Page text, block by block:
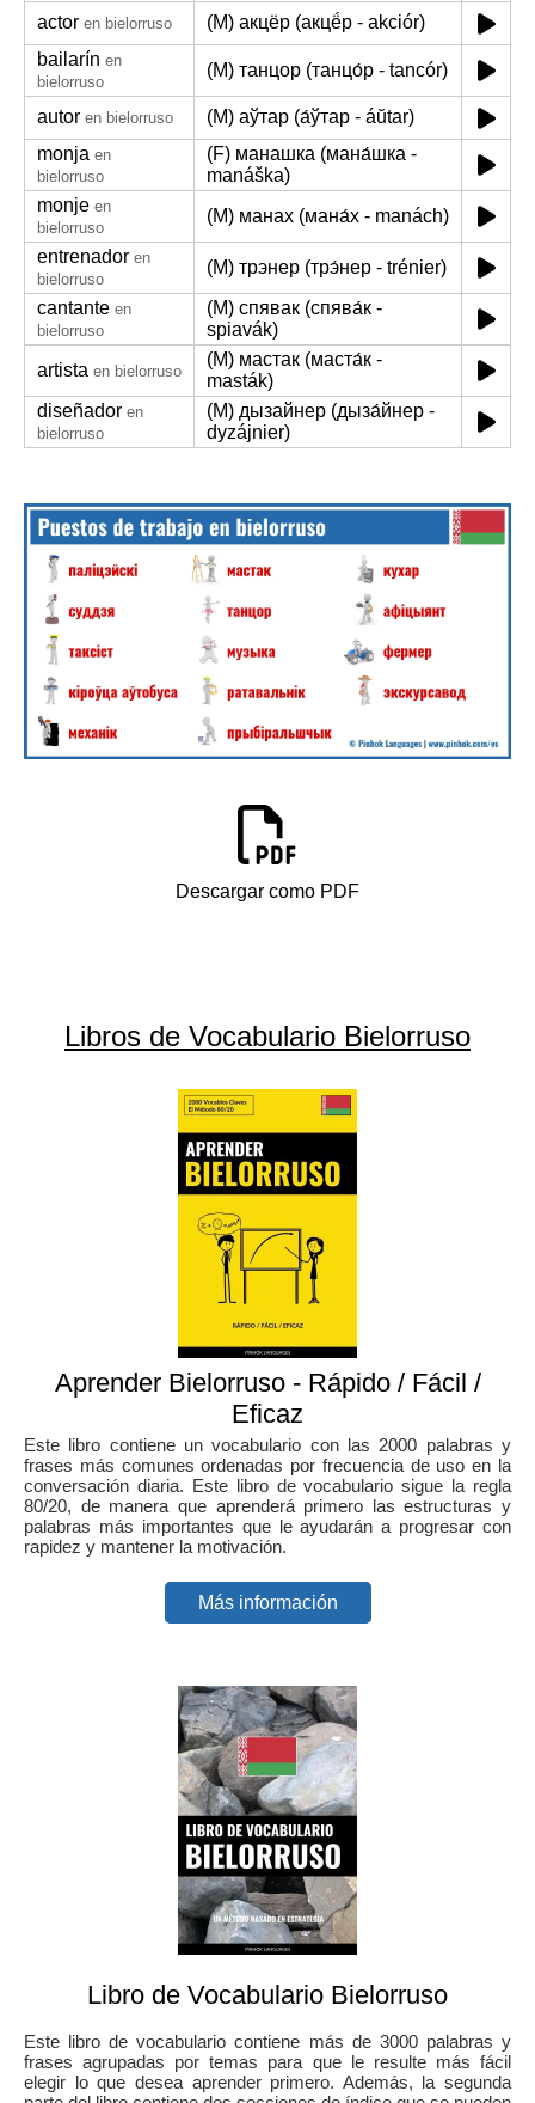
actor en bielorruso
(M) акцёр (акцё́р - akciór)
bailarín en
bielorruso
(M) танцор (танцо́р - tancór)
autor en bielorruso
(M) аўтар (а́ўтар - áŭtar)
monja en
bielorruso
(F) манашка (мана́шка -
manáška)
monje en
bielorruso
(M) манах (мана́х - manách)
entrenador en
bielorruso
(M) трэнер (трэ́нер - trénier)
cantante en
bielorruso
(M) спявак (спява́к -
spiavák)
artista en bielorruso
(M) мастак (маста́к -
masták)
diseñador en
bielorruso
(M) дызайнер (дыза́йнер -
dyzájnier)
Descargar como PDF
Libros de Vocabulario Bielorruso
Aprender Bielorruso - Rápido / Fácil /
Eficaz
Este libro contiene un vocabulario con las 2000 palabras y
frases más comunes ordenadas por frecuencia de uso en la
conversación diaria. Este libro de vocabulario sigue la regla
80/20, de manera que aprenderá primero las estructuras y
palabras más importantes que le ayudarán a progresar con
rapidez y mantener la motivación.
Más información
Libro de Vocabulario Bielorruso
Este libro de vocabulario contiene más de 3000 palabras y
frases agrupadas por temas para que le resulte más fácil
elegir lo que desea aprender primero. Además, la segunda